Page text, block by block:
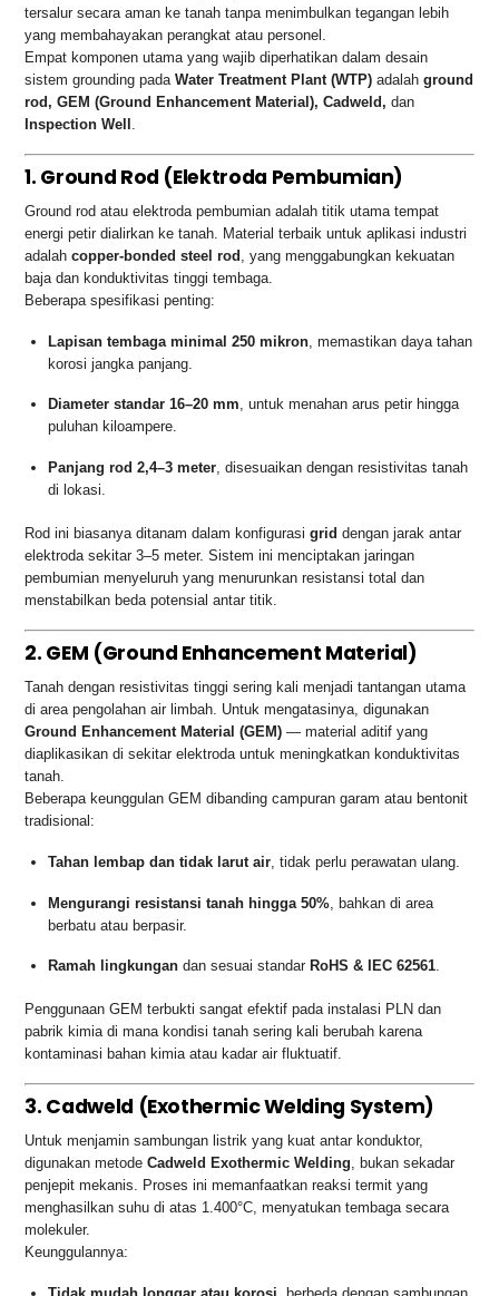
tersalur secara aman ke tanah tanpa menimbulkan tegangan lebih
yang membahayakan perangkat atau personel.
Empat komponen utama yang wajib diperhatikan dalam desain
sistem grounding padaWater Treatment Plant (WTP) adalahground
rod, GEM (Ground Enhancement Material), Cadweld, dan
Inspection Well
1. Ground Rod (Elektroda Pembumian)
Ground rod atau elektroda pembumian adalah titik utama tempat
energi petir dialirkan ke tanah. Material terbaik untuk aplikasi industri
adalahcopper-bonded steel rod , yang menggabungkan kekuatan
baja dan konduktivitas tinggi tembaga.
Beberapa spesifikasi penting:
Lapisan tembaga minimal 250 mikron , memastikan daya tahan
korosi jangka panjang.
Diameter standar 16–20 mm, untuk menahan arus petir hingga
puluhan kiloampere.
Panjang rod 2,4–3 meter, disesuaikan dengan resistivitas tanah
di lokasi.
Rod ini biasanya ditanam dalam konfigurasigrid dengan jarak antar
elektroda sekitar 3–5 meter. Sistem ini menciptakan jaringan
pembumian menyeluruh yang menurunkan resistansi total dan
menstabilkan beda potensial antar titik.
2. GEM (Ground Enhancement Material)
Tanah dengan resistivitas tinggi sering kali menjadi tantangan utama
di area pengolahan air limbah. Untuk mengatasinya, digunakan
Ground Enhancement Material (GEM) — material aditif yang
diaplikasikan di sekitar elektroda untuk meningkatkan konduktivitas
tanah.
Beberapa keunggulan GEM dibanding campuran garam atau bentonit
tradisional:
Tahan lembap dan tidak larut air , tidak perlu perawatan ulang.
Mengurangi resistansi tanah hingga 50% , bahkan di area
berbatu atau berpasir.
Ramah lingkungan dan sesuai standar RoHS & IEC 62561.
Penggunaan GEM terbukti sangat efektif pada instalasi PLN dan
pabrik kimia di mana kondisi tanah sering kali berubah karena
kontaminasi bahan kimia atau kadar air fluktuatif.
3. Cadweld (Exothermic Welding System)
Untuk menjamin sambungan listrik yang kuat antar konduktor,
digunakan metodeCadweld Exothermic Welding , bukan sekadar
penjepit mekanis. Proses ini memanfaatkan reaksi termit yang
menghasilkan suhu di atas 1.400°C, menyatukan tembaga secara
molekuler.
Keunggulannya: